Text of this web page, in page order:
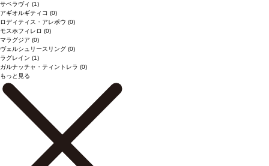
サペラヴィ (1)
アギオルギティコ (0)
ロディティス・アレポウ (0)
モスホフィレロ (0)
マラグジア (0)
ヴェルシュリースリング (0)
ラグレイン (1)
ガルナッチャ・ティントレラ (0)
もっと見る